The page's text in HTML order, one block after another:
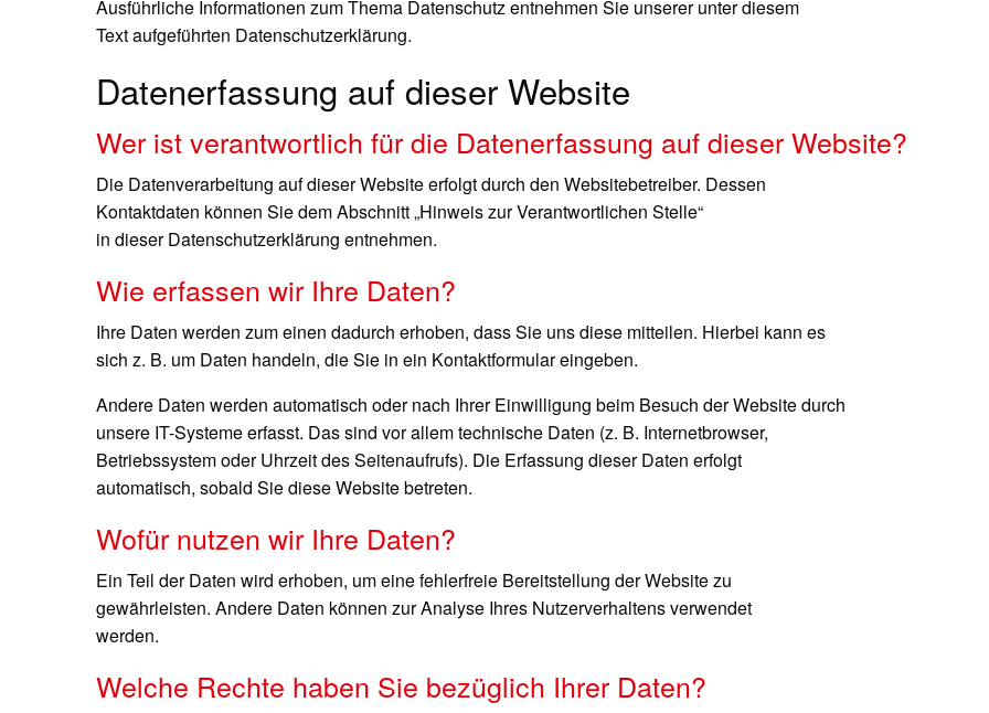
Ausführliche Informationen zum Thema Datenschutz entnehmen Sie unserer unter diesem
Text aufgeführten Datenschutzerklärung.
Datenerfassung auf dieser Website
Wer ist verantwortlich für die Datenerfassung auf dieser Website?
Die Datenverarbeitung auf dieser Website erfolgt durch den Websitebetreiber. Dessen
Kontaktdaten können Sie dem Abschnitt „Hinweis zur Verantwortlichen Stelle“
in dieser Datenschutzerklärung entnehmen.
Wie erfassen wir Ihre Daten?
Ihre Daten werden zum einen dadurch erhoben, dass Sie uns diese mitteilen. Hierbei kann es
sich z. B. um Daten handeln, die Sie in ein Kontaktformular eingeben.
Andere Daten werden automatisch oder nach Ihrer Einwilligung beim Besuch der Website durch
unsere IT-Systeme erfasst. Das sind vor allem technische Daten (z. B. Internetbrowser,
Betriebssystem oder Uhrzeit des Seitenaufrufs). Die Erfassung dieser Daten erfolgt
automatisch, sobald Sie diese Website betreten.
Wofür nutzen wir Ihre Daten?
Ein Teil der Daten wird erhoben, um eine fehlerfreie Bereitstellung der Website zu
gewährleisten. Andere Daten können zur Analyse Ihres Nutzerverhaltens verwendet
werden.
Welche Rechte haben Sie bezüglich Ihrer Daten?